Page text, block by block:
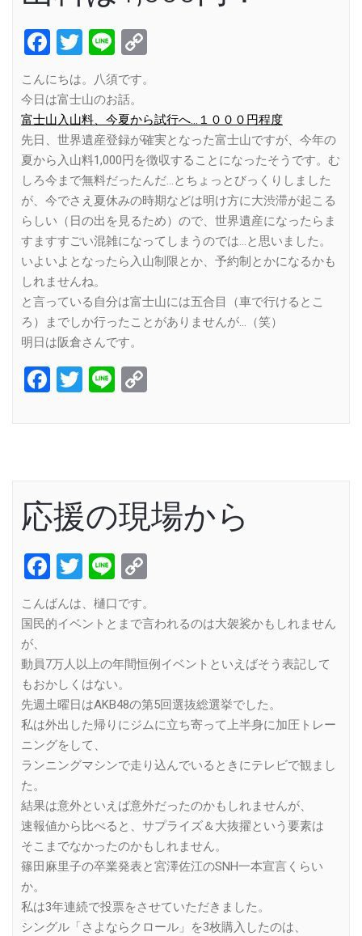
Facebook
Twitter
Line
こんにちは。八須です。
今日は富士山のお話。
富士山入山料、今夏から試行へ…１０００円程度
先日、世界遺産登録が確実となった富士山ですが、今年の
夏から入山料1,000円を徴収することになったそうです。む
しろ今まで無料だったんだ…とちょっとびっくりしました
が、今でさえ夏休みの時期などは明け方に大渋滞が起こる
らしい（日の出を見るため）ので、世界遺産になったらま
すますすごい混雑になってしまうのでは…と思いました。
いよいよとなったら入山制限とか、予約制とかになるかも
しれませんね。
と言っている自分は富士山には五合目（車で行けるとこ
ろ）までしか行ったことがありませんが…（笑）
明日は阪倉さんです。
Facebook
Twitter
Line
応援の現場から
Facebook
Twitter
Line
こんばんは、樋口です。
国民的イベントとまで言われるのは大袈裟かもしれません
が、
動員7万人以上の年間恒例イベントといえばそう表記して
もおかしくはない。
先週土曜日はAKB48の第5回選抜総選挙でした。
私は外出した帰りにジムに立ち寄って上半身に加圧トレー
ニングをして、
ランニングマシンで走り込んでいるときにテレビで観まし
た。
結果は意外といえば意外だったのかもしれませんが、
速報値から比べると、サプライズ＆大抜擢という要素は
そこまでなかったのかもしれません。
篠田麻里子の卒業発表と宮澤佐江のSNH一本宣言くらい
か。
私は3年連続で投票をさせていただきました。
シングル「さよならクロール」を3枚購入したのは、